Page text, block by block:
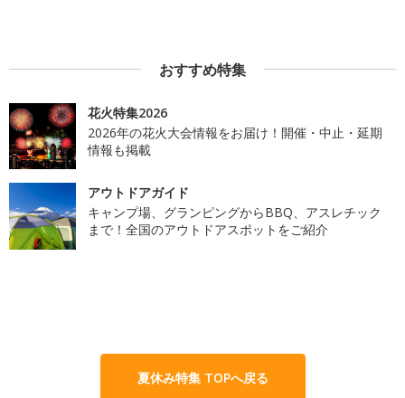
おすすめ特集
花火特集2026
2026年の花火大会情報をお届け！開催・中止・延期
情報も掲載
アウトドアガイド
キャンプ場、グランピングからBBQ、アスレチック
まで！全国のアウトドアスポットをご紹介
夏休み特集 TOPへ戻る